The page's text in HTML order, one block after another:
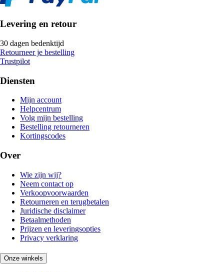
Levering en retour
30 dagen bedenktijd
Retourneer je bestelling
Trustpilot
Diensten
Mijn account
Helpcentrum
Volg mijn bestelling
Bestelling retourneren
Kortingscodes
Over
Wie zijn wij?
Neem contact op
Verkoopvoorwaarden
Retourneren en terugbetalen
Juridische disclaimer
Betaalmethoden
Prijzen en leveringsopties
Privacy verklaring
Onze winkels